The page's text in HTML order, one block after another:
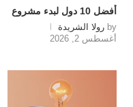
أفضل 10 دول لبدء مشروع
by رولا الشريدة
أغسطس 2, 2026